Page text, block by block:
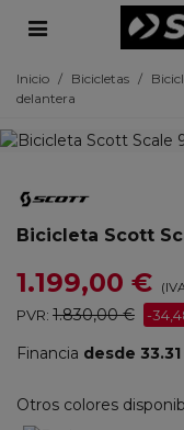
Inicio / Bicicletas /
delantera
Bicicleta Scott
1.199,00 €
PVR: 1.830,00 € -
Financia desde
Otros colores